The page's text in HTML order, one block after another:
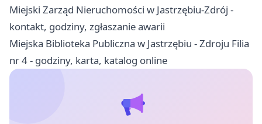
Miejski Zarząd Nieruchomości w Jastrzębiu-Zdrój -
kontakt, godziny, zgłaszanie awarii
Miejska Biblioteka Publiczna w Jastrzębiu - Zdroju Filia
nr 4 - godziny, karta, katalog online